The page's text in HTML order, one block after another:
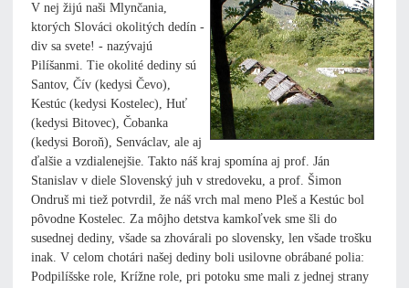
V nej žijú naši Mlynčania,
ktorých Slováci okolitých dedín -
div sa svete! - nazývajú
Pilíšanmi. Tie okolité dediny sú
Santov, Čív (kedysi Čevo),
Kestúc (kedysi Kostelec), Huť
(kedysi Bitovec), Čobanka
(kedysi Boroň), Senváclav, ale aj
ďalšie a vzdialenejšie. Takto náš kraj spomína aj prof. Ján
Stanislav v diele Slovenský juh v stredoveku, a prof. Šimon
Ondruš mi tiež potvrdil, že náš vrch mal meno Pleš a Kestúc bol
pôvodne Kostelec. Za môjho detstva kamkoľvek sme šli do
susednej dediny, všade sa zhovárali po slovensky, len všade trošku
inak. V celom chotári našej dediny boli usilovne obrábané polia:
Podpilíšske role, Krížne role, pri potoku sme mali z jednej strany